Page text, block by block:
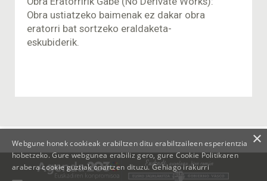
Obra ustiatzeko baimenak ez dakar obra
eratorri bat sortzeko eraldaketa-
eskubiderik.
×
Webgune honek cookieak erabiltzen ditu erabiltzaileen esperientzia
hobetzeko. Gure webgunea erabiliz gero, gure Cookie Politikaren
arabera cookie guztiak onartzen dituzu.Gehiago irakurri